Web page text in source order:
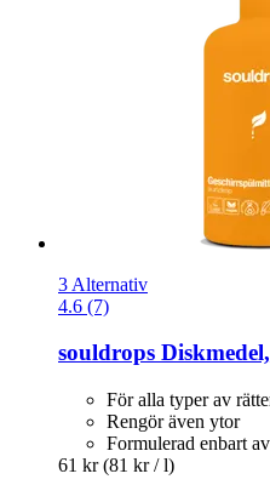
3 Alternativ
4.6 (7)
souldrops
För alla typer av
Rengör även ytor
Formulerad enbart
61 kr (81 kr / l)